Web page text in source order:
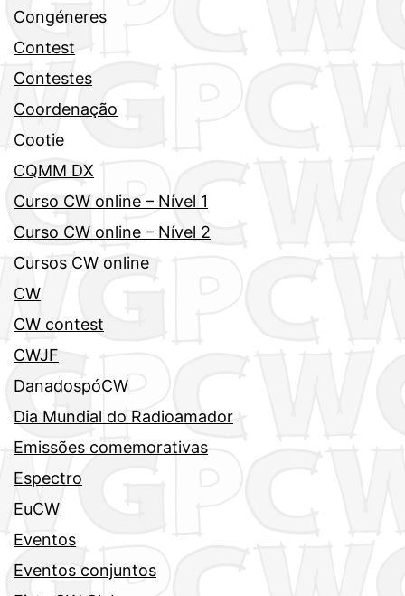
Congéneres
Contest
Contestes
Coordenação
Cootie
CQMM DX
Curso CW online – Nível 1
Curso CW online – Nível 2
Cursos CW online
CW
CW contest
CWJF
DanadospóCW
Dia Mundial do Radioamador
Emissões comemorativas
Espectro
EuCW
Eventos
Eventos conjuntos